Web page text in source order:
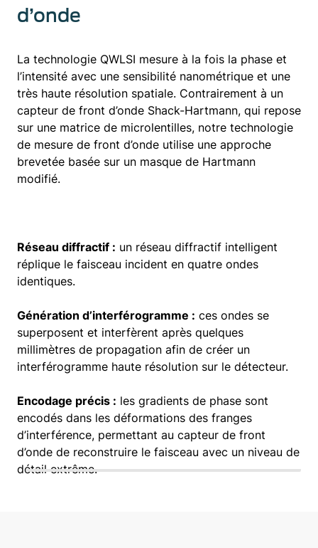
d’onde
La technologie QWLSI mesure à la fois la phase et
l’intensité avec une sensibilité nanométrique et une
très haute résolution spatiale. Contrairement à un
capteur de front d’onde Shack-Hartmann, qui repose
sur une matrice de microlentilles, notre technologie
de mesure de front d’onde utilise une approche
brevetée basée sur un masque de Hartmann
modifié.
Réseau diffractif : un réseau diffractif intelligent
réplique le faisceau incident en quatre ondes
identiques.
Génération d’interférogramme : ces ondes se
superposent et interfèrent après quelques
millimètres de propagation afin de créer un
interférogramme haute résolution sur le détecteur.
Encodage précis : les gradients de phase sont
encodés dans les déformations des franges
d’interférence, permettant au capteur de front
d’onde de reconstruire le faisceau avec un niveau de
détail extrême.